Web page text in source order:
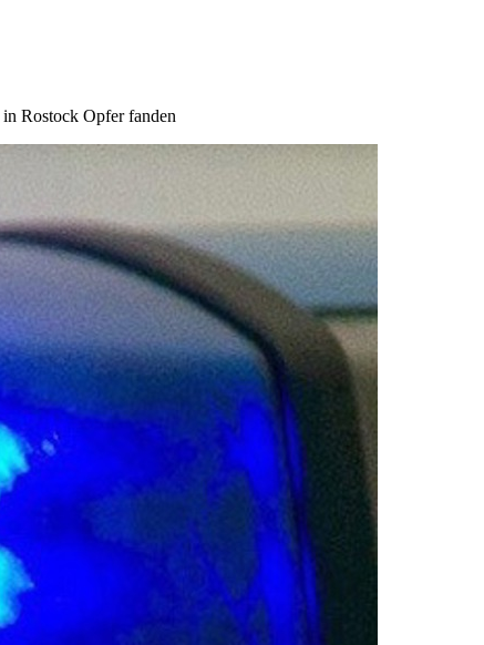
Rostock Opfer fanden